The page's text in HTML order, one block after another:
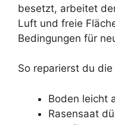
besetzt, arbeitet
Luft und freie
Bedingungen für
So reparierst du die
Boden leicht
Rasensaat